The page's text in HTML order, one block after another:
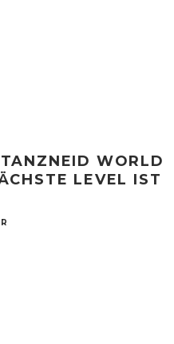
WORLD
LEVEL IST